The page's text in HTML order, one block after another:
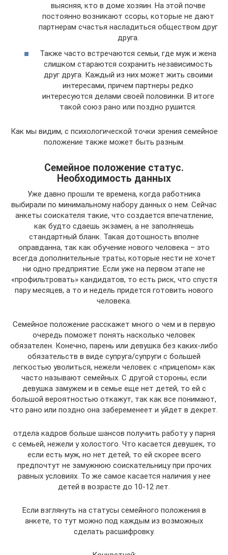
выясняя, кто в доме хозяин. На этой почве
постоянно возникают ссоры, которые не дают
партнерам счастья насладиться обществом друг
друга.
Также часто встречаются семьи, где муж и жена
слишком стараются сохранить независимость
друг друга. Каждый из них может жить своими
интересами, причем партнеры редко
интересуются делами своей половинки. В итоге
такой союз рано или поздно рушится.
Как мы видим, с психологической точки зрения семейное
положение также может быть разным.
Семейное положение статус.
Необходимость данных
Уже давно прошли те времена, когда работника
выбирали по минимальному набору данных о нем. Сейчас
анкеты соискателя такие, что создается впечатление,
как будто сдаешь экзамен, а не заполняешь
стандартный бланк. Такая дотошность вполне
оправданна, так как обучение нового человека – это
всегда дополнительные траты, которые нести не хочет
ни одно предприятие. Если уже на первом этапе не
«профильтровать» кандидатов, то есть риск, что спустя
пару месяцев, а то и недель придется готовить нового
человека.
Семейное положение расскажет много о чем и в первую
очередь поможет понять насколько человек
обязателен. Конечно, парень или девушка без каких-либо
обязательств в виде супруга/супруги с большей
легкостью уволиться, нежели человек с «прицепом» как
часто называют семейных. С другой стороны, если
девушка замужем и в семье еще нет детей, то ей с
большой вероятностью откажут, так как все понимают,
что рано или поздно она забеременеет и уйдет в декрет.
отдела кадров больше шансов получить работу у парня
с семьей, нежели у холостого. Что касается девушек, то
если есть муж, но нет детей, то ей скорее всего
предпочтут не замужнюю соискательницу при прочих
равных условиях. То же самое касается наличия у нее
детей в возрасте до 10-12 лет.
Если взглянуть на статусы семейного положения в
анкете, то тут можно под каждым из возможных
сделать расшифровку.